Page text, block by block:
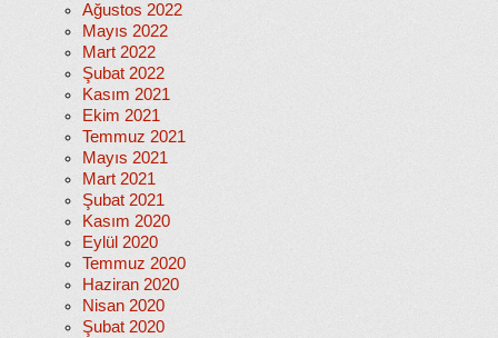
Ağustos 2022
Mayıs 2022
Mart 2022
Şubat 2022
Kasım 2021
Ekim 2021
Temmuz 2021
Mayıs 2021
Mart 2021
Şubat 2021
Kasım 2020
Eylül 2020
Temmuz 2020
Haziran 2020
Nisan 2020
Şubat 2020